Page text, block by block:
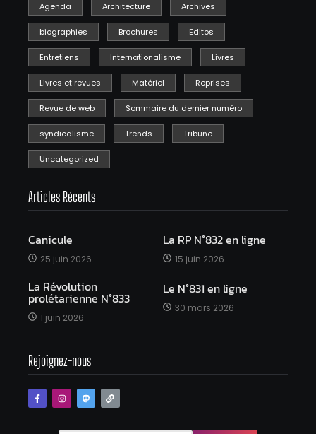
Agenda Architecture Archives
biographies Brochures Editos
Entretiens Internationalisme Livres
Livres et revues Matériel Reprises
Revue de web Sommaire du dernier numéro
syndicalisme Trends Tribune
Uncategorized
Articles Récents
Canicule
25 juin 2026
La RP N°832 en ligne
15 juin 2026
La Révolution
prolétarienne N°833
1 juin 2026
Le N°831 en ligne
30 mars 2026
Rejoignez-nous